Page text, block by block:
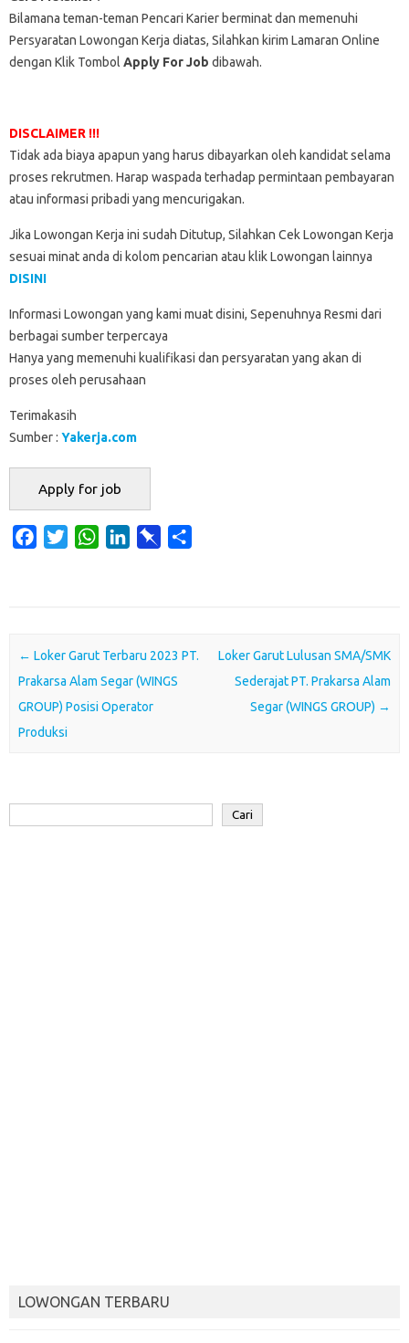
Bilamana teman-teman Pencari Karier berminat dan memenuhi
Persyaratan Lowongan Kerja diatas, Silahkan kirim Lamaran Online
dengan Klik Tombol Apply For Job dibawah.
DISCLAIMER !!!
Tidak ada biaya apapun yang harus dibayarkan oleh kandidat selama
proses rekrutmen. Harap waspada terhadap permintaan pembayaran
atau informasi pribadi yang mencurigakan.
Jika Lowongan Kerja ini sudah Ditutup, Silahkan Cek Lowongan Kerja
sesuai minat anda di kolom pencarian atau klik Lowongan lainnya
DISINI
Informasi Lowongan yang kami muat disini, Sepenuhnya Resmi dari
berbagai sumber terpercaya
Hanya yang memenuhi kualifikasi dan persyaratan yang akan di
proses oleh perusahaan
Terimakasih
Sumber : Yakerja.com
o
o
k
e
r
W
A
p
p
d
I
n
a
r
Post navigation
← Loker Garut Terbaru 2023 PT.
Prakarsa Alam Segar (WINGS
GROUP) Posisi Operator
Produksi
Loker Garut Lulusan SMA/SMK
Sederajat PT. Prakarsa Alam
Segar (WINGS GROUP) →
Cari
Cari
LOWONGAN TERBARU